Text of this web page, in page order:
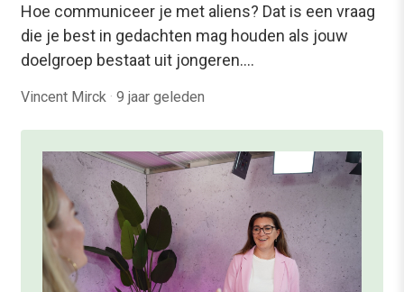
Hoe communiceer je met aliens? Dat is een vraag
die je best in gedachten mag houden als jouw
doelgroep bestaat uit jongeren.…
Vincent Mirck · 9 jaar geleden